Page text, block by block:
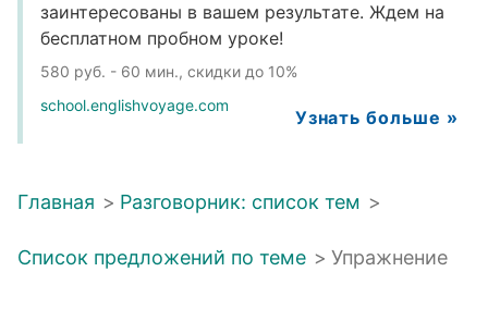
заинтересованы в вашем результате. Ждем на
бесплатном пробном уроке!
580 руб. - 60 мин., скидки до 10%
school.englishvoyage.com
Узнать больше »
Главная > Разговорник: список тем >
Список предложений по теме > Упражнение